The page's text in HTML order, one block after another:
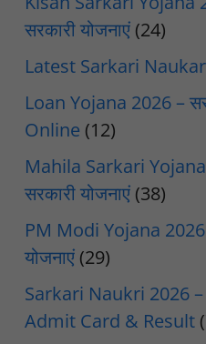
सरकारी योजनाएं (24)
Latest Sarkari
Loan Yojana 2026 –
Online (12)
Mahila Sarkari
सरकारी योजनाएं (38)
PM Modi Yojana 2026
योजनाएं (29)
Sarkari Naukri 2026
Admit Card & Result